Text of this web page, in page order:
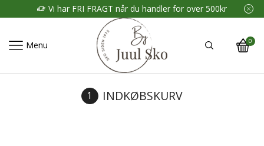
Vi har FRI FRAGT når du handler for over 500kr
Menu 0
INDKØBSKURV